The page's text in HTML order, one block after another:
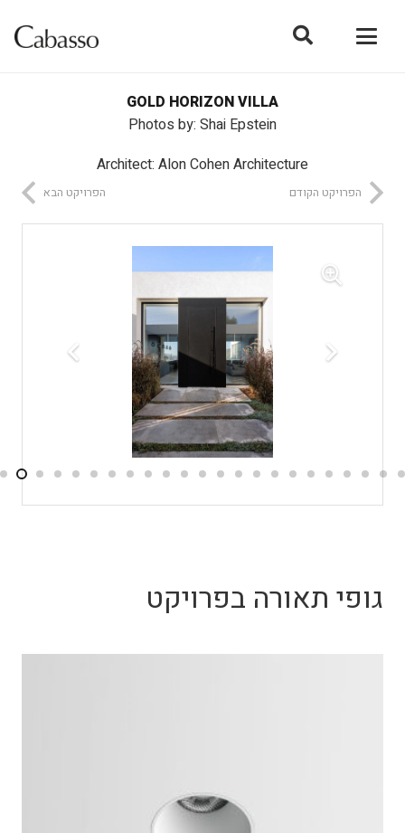
GOLD HORIZON VILLA
Photos by: Shai Epstein
Architect: Alon Cohen Architecture
הפרויקט הבא הפרויקט הקודם
גופי תאורה בפרויקט